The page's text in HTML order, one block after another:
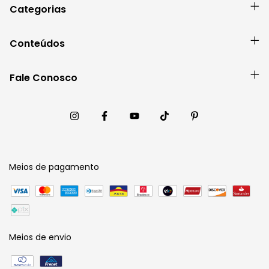
Categorias
Conteúdos
Fale Conosco
Meios de pagamento
Meios de envio